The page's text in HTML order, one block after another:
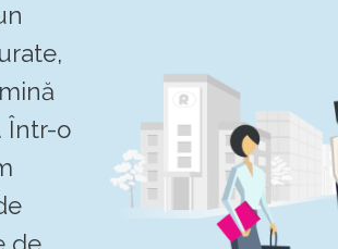
Într-o